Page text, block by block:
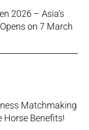
2026 – Asia’s
on 7 March
Matchmaking
Horse Benefits!